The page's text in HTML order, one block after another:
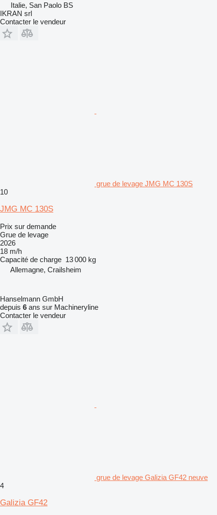
Italie, San Paolo BS
IKRAN srl
Contacter le vendeur
grue de levage JMG MC 130S
10
JMG MC 130S
Prix sur demande
Grue de levage
2026
18 m/h
Capacité de charge 13 000 kg
Allemagne, Crailsheim
Hanselmann GmbH
depuis 6 ans sur Machineryline
Contacter le vendeur
grue de levage Galizia GF42 neuve
4
Galizia GF42